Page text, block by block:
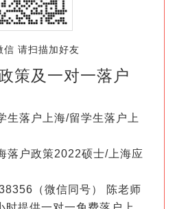
信 请扫描加好友
策及一对一落户
生落户上海/留学生落户上
落户政策2022硕士/上海应
（微信同号） 陈老师